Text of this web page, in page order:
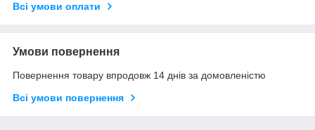
Всі умови оплати
Умови повернення
Повернення товару впродовж 14 днів за домовленістю
Всі умови повернення